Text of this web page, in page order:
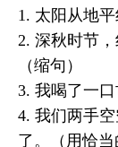
1. 太阳从地
2. 深秋时节
（缩句）
3. 我喝了一
4. 我们两手
了。（用恰当